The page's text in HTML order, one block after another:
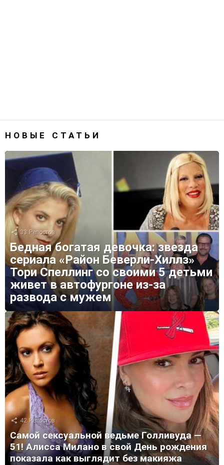
НОВЫЕ СТАТЬИ
33 Репостов
Бедная богатая девочка: звезда
сериала «Район Беверли-Хиллз»
Тори Спеллинг со своими 5 детьми
живет в автофургоне из-за
развода с мужем
42 Репостов
Самой сексуальной ведьме Голливуда —
51! Алисса Милано в свой День рождения
показала как выглядит без макияжа